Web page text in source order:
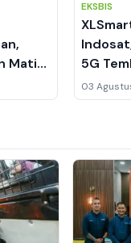
Mati
EKSBIS
5G
03